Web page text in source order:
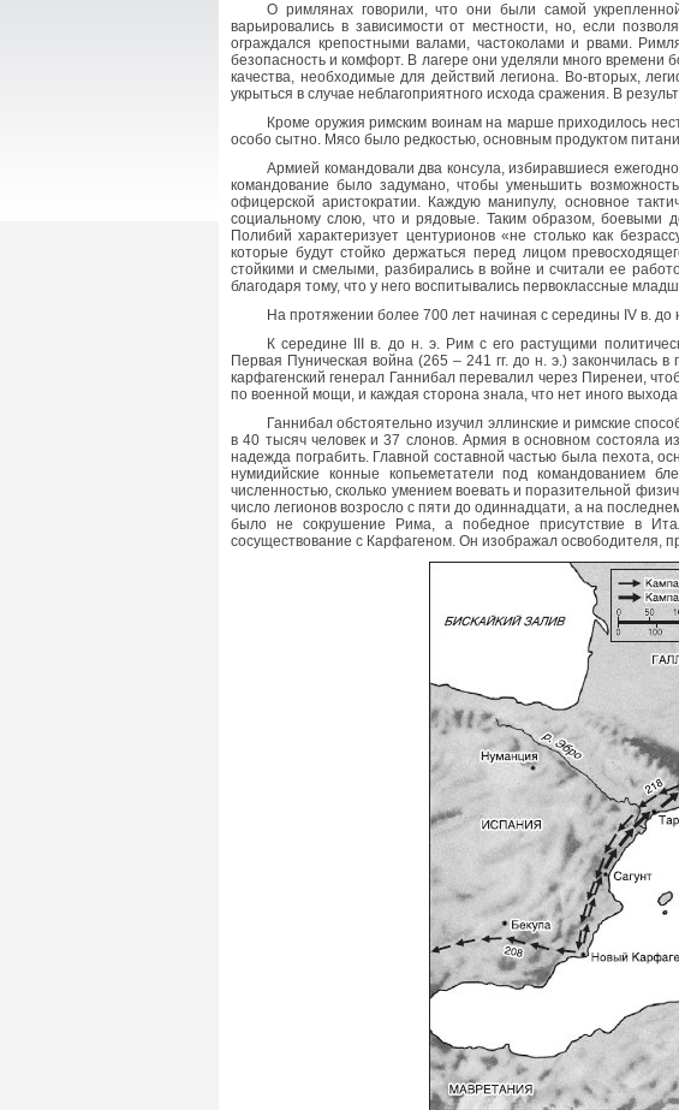
О римлянах говорили, что они были самой
варьировались в зависимости от местности, но, если
ограждался крепостными валами, частоколами и рвами.
безопасность и комфорт. В лагере они уделяли много времени
качества, необходимые для действий легиона. Во-вторых,
укрыться в случае неблагоприятного исхода сражения. В
Кроме оружия римским воинам на марше приходилось
особо сытно. Мясо было редкостью, основным продуктом
Армией командовали два консула, избиравшиеся
командование было задумано, чтобы уменьшить
офицерской аристократии. Каждую манипулу, основное
социальному слою, что и рядовые. Таким образом, боевыми
Полибий характеризует центурионов «не столько как
которые будут стойко держаться перед лицом
стойкими и смелыми, разбирались в войне и считали ее
благодаря тому, что у него воспитывались первоклассные
На протяжении более 700 лет начиная с середины IV в. до
К середине III в. до н. э. Рим с его растущими
Первая Пуническая война (265 – 241 гг. до н. э.) закончилась
карфагенский генерал Ганнибал перевалил через Пиренеи,
по военной мощи, и каждая сторона знала, что нет иного
Ганнибал обстоятельно изучил эллинские и римские
в 40 тысяч человек и 37 слонов. Армия в основном состояла
надежда пограбить. Главной составной частью была пехота,
нумидийские конные копьеметатели под командованием
численностью, сколько умением воевать и поразительной
число легионов возросло с пяти до одиннадцати, а на
было не сокрушение Рима, а победное присутствие в
сосуществование с Карфагеном. Он изображал освободителя,